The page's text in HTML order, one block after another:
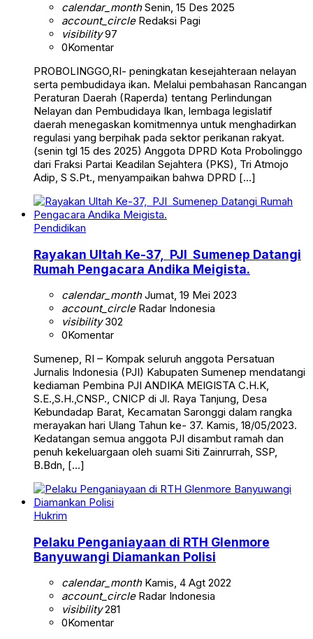
calendar_monthSenin, 15 Des 2025
account_circleRedaksi Pagi
visibility97
0Komentar
PROBOLINGGO,RI- peningkatan kesejahteraan nelayan
serta pembudidaya ikan. Melalui pembahasan Rancangan
Peraturan Daerah (Raperda) tentang Perlindungan
Nelayan dan Pembudidaya Ikan, lembaga legislatif
daerah menegaskan komitmennya untuk menghadirkan
regulasi yang berpihak pada sektor perikanan rakyat.
(senin tgl 15 des 2025) Anggota DPRD Kota Probolinggo
dari Fraksi Partai Keadilan Sejahtera (PKS), Tri Atmojo
Adip, S S.Pt., menyampaikan bahwa DPRD […]
Pendidikan
Rayakan Ultah Ke-37, PJI Sumenep Datangi
Rumah Pengacara Andika Meigista.
calendar_monthJumat, 19 Mei 2023
account_circleRadar Indonesia
visibility302
0Komentar
Sumenep, RI – Kompak seluruh anggota Persatuan
Jurnalis Indonesia (PJI) Kabupaten Sumenep mendatangi
kediaman Pembina PJI ANDIKA MEIGISTA C.H.K,
S.E.,S.H.,CNSP., CNICP di Jl. Raya Tanjung, Desa
Kebundadap Barat, Kecamatan Saronggi dalam rangka
merayakan hari Ulang Tahun ke- 37. Kamis, 18/05/2023.
Kedatangan semua anggota PJI disambut ramah dan
penuh kekeluargaan oleh suami Siti Zainrurrah, SSP,
B.Bdn, […]
Hukrim
Pelaku Penganiayaan di RTH Glenmore
Banyuwangi Diamankan Polisi
calendar_monthKamis, 4 Agt 2022
account_circleRadar Indonesia
visibility281
0Komentar